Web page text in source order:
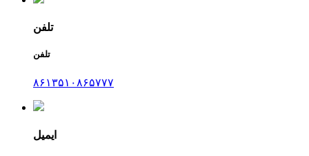
تلفن
تلفن
۸۶۱۳۵۱۰۸۶۵۷۷۷
ایمیل